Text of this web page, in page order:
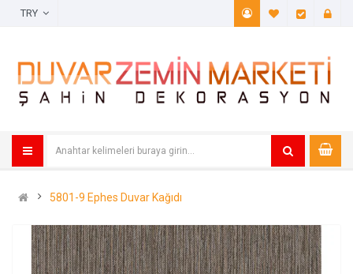
A. Listem
5801-9 Ephes Duvar Kağıdı